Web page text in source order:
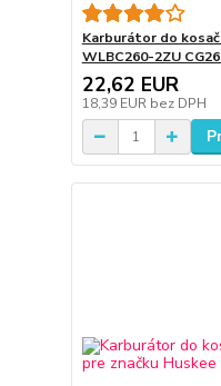
Karburátor do
WLBC260-2ZU
22,62 EUR
18,39 EUR bez DPH